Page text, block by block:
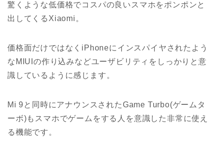
驚くような低価格でコスパの良いスマホをポンポンと
出してくるXiaomi。
価格面だけではなくiPhoneにインスパイヤされたよう
なMIUIの作り込みなどユーザビリティをしっかりと意
識しているように感じます。
Mi 9と同時にアナウンスされたGame Turbo(ゲームタ
ーボ)もスマホでゲームをする人を意識した非常に使え
る機能です。